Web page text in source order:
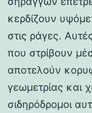
κερδίζουν
στις ράγες.
που στρίβουν
αποτελούν
γεωμετρίας και
σιδηρόδρομοι